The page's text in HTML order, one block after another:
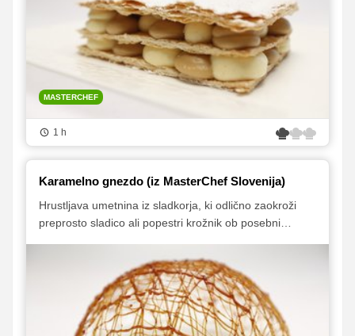
MASTERCHEF
1 h
Karamelno gnezdo (iz MasterChef Slovenija)
Hrustljava umetnina iz sladkorja, ki odlično zaokroži
preprosto sladico ali popestri krožnik ob posebni